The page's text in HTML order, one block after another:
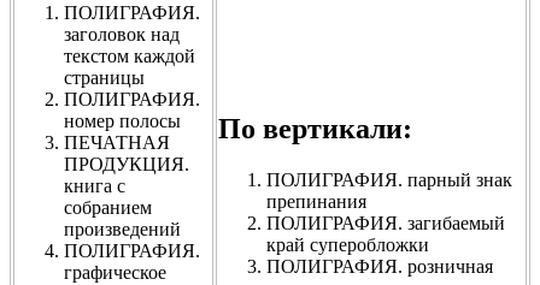
ПОЛИГРАФИЯ.
заголовок над
текстом каждой
страницы
ПОЛИГРАФИЯ.
номер полосы
ПЕЧАТНАЯ
ПРОДУКЦИЯ.
книга с
собранием
произведений
ПОЛИГРАФИЯ.
графическое
По вертикали:
ПОЛИГРАФИЯ. парный знак
препинания
ПОЛИГРАФИЯ. загибаемый
край суперобложки
ПОЛИГРАФИЯ. розничная